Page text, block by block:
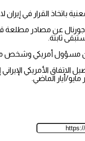
باتخاذ القرار في
عن مصادر مطلعة
ثابتة.
أمريكي وشخص مطلع على
أيار الماضي.